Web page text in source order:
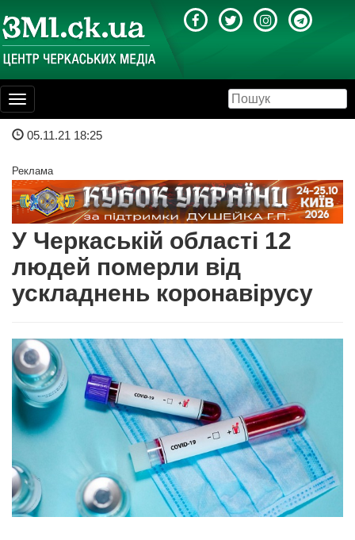
Toggle
navigation
05.11.21 18:25
Реклама
У Черкаській області 12
людей померли від
ускладнень коронавірусу